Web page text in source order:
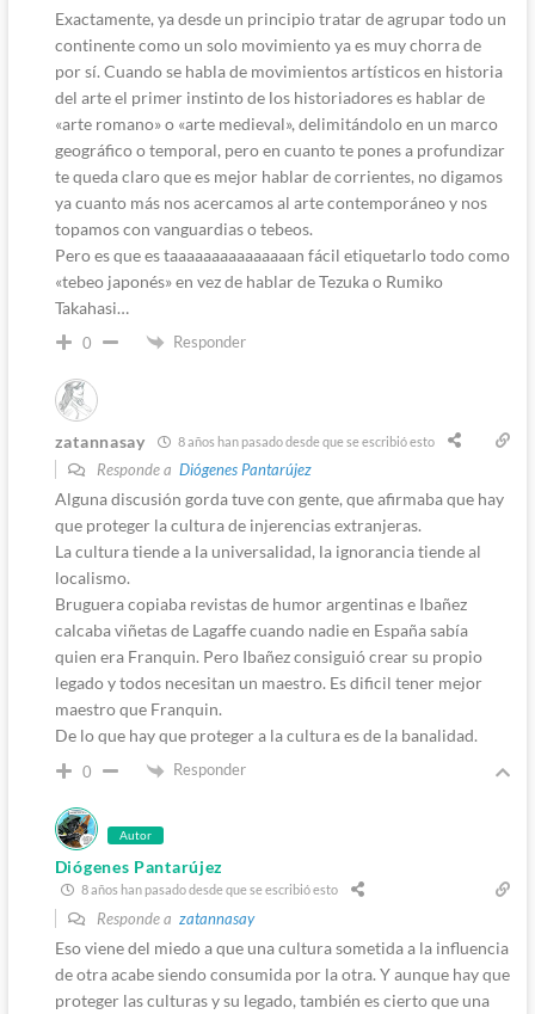
Exactamente, ya desde un principio tratar de agrupar todo un
continente como un solo movimiento ya es muy chorra de
por sí. Cuando se habla de movimientos artísticos en historia
del arte el primer instinto de los historiadores es hablar de
«arte romano» o «arte medieval», delimitándolo en un marco
geográfico o temporal, pero en cuanto te pones a profundizar
te queda claro que es mejor hablar de corrientes, no digamos
ya cuanto más nos acercamos al arte contemporáneo y nos
topamos con vanguardias o tebeos.
Pero es que es taaaaaaaaaaaaaaan fácil etiquetarlo todo como
«tebeo japonés» en vez de hablar de Tezuka o Rumiko
Takahasi…
0 Responder
zatannasay 8 años han pasado desde que se escribió esto
Responde a Diógenes Pantarújez
Alguna discusión gorda tuve con gente, que afirmaba que hay
que proteger la cultura de injerencias extranjeras.
La cultura tiende a la universalidad, la ignorancia tiende al
localismo.
Bruguera copiaba revistas de humor argentinas e Ibañez
calcaba viñetas de Lagaffe cuando nadie en España sabía
quien era Franquin. Pero Ibañez consiguió crear su propio
legado y todos necesitan un maestro. Es dificil tener mejor
maestro que Franquin.
De lo que hay que proteger a la cultura es de la banalidad.
0 Responder
Autor
Diógenes Pantarújez
8 años han pasado desde que se escribió esto
Responde a zatannasay
Eso viene del miedo a que una cultura sometida a la influencia
de otra acabe siendo consumida por la otra. Y aunque hay que
proteger las culturas y su legado, también es cierto que una